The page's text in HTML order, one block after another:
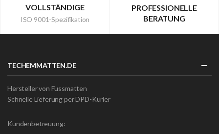
VOLLSTÄNDIGE
ISO 9001-Spezifikation
PROFESSIONELLE
BERATUNG
TECHEMMATTEN.DE
Hersteller von Fussmatten
Schnelle Lieferung per DPD-Kurier
Kundenbetreuung: